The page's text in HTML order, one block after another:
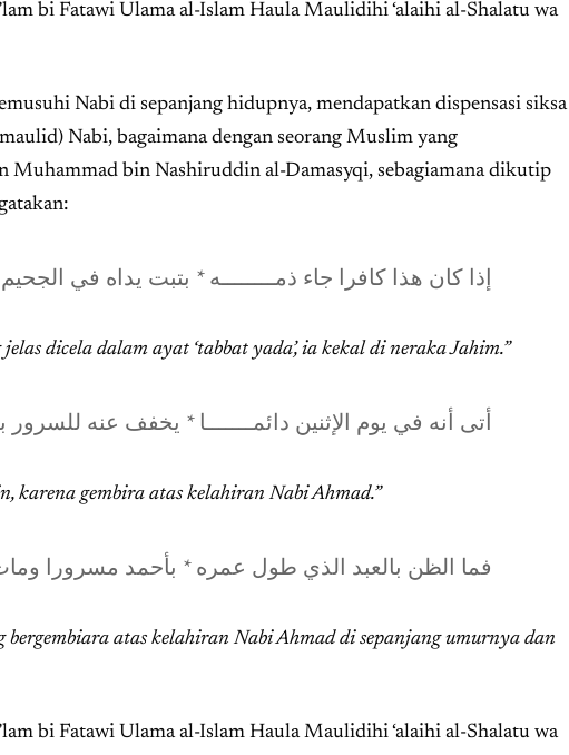
bi Fatawi Ulama al-Islam Haula Maulidihi ‘alaihi al-Shalatu wa
Nabi di sepanjang hidupnya, mendapatkan dispensasi siksa
Nabi, bagaimana dengan seorang Muslim yang
Muhammad bin Nashiruddin al-Damasyqi, sebagiamana dikutip
إذا كان هذا كافرا جاء ذمــــــــه * بتبت يداه في
dicela dalam ayat ‘tabbat yada’, ia kekal di neraka Jahim.”
أتى أنه في يوم الإثنين دائمـــــــا * يخفف عنه للسرور
karena gembira atas kelahiran Nabi Ahmad.”
” فما الظن بالعبد الذي طول عمره * بأحمد مسرورا
bergembiara atas kelahiran Nabi Ahmad di sepanjang umurnya dan
bi Fatawi Ulama al-Islam Haula Maulidihi ‘alaihi al-Shalatu wa